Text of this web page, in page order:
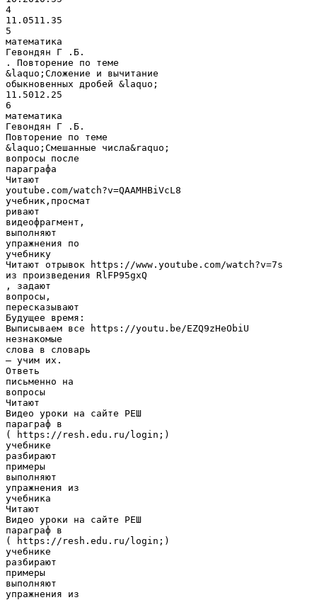
4
11.0511.35
5
математика
Гевондян Г .Б.
. Повторение по теме
&laquo;Сложение и вычитание
обыкновенных дробей &laquo;
11.5012.25
6
математика
Гевондян Г .Б.
Повторение по теме
&laquo;Смешанные числа&raquo;
вопросы после
параграфа
Читают
youtube.com/watch?v=QAAMHBiVcL8
учебник,просмат
ривают
видеофрагмент,
выполняют
упражнения по
учебнику
Читают отрывок https://www.youtube.com/watch?v=7s
из произведения RlFP95gxQ
, задают
вопросы,
пересказывают
Будущее время:
Выписываем все https://youtu.be/EZQ9zHeObiU
незнакомые
слова в словарь
– учим их.
Ответь
письменно на
вопросы
Читают
Видео уроки на сайте РЕШ
параграф в
( https://resh.edu.ru/login;)
учебнике
разбирают
примеры
выполняют
упражнения из
учебника
Читают
Видео уроки на сайте РЕШ
параграф в
( https://resh.edu.ru/login;)
учебнике
разбирают
примеры
выполняют
упражнения из